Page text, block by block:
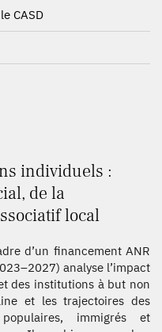
CASD
individuels :
de la
local
d’un financement ANR
analyse l’impact
des institutions à but non
et les trajectoires des
immigrés et